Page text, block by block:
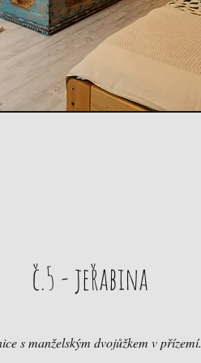
č.5 - jeřabina
s manželským dvojůžkem v přízemí.